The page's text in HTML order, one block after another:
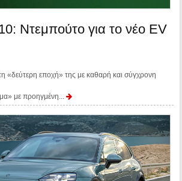
Ντεμπούτο για το νέο EV
«δεύτερη εποχή» της με καθαρή και σύγχρονη
με προηγμένη...